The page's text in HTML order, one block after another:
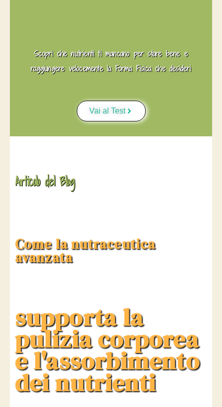
Scopri che nutrienti ti mancano per stare bene e
raggiungere velocemente la Forma Fisica che desideri
Vai al Test
Articolo del Blog
Come la nutraceutica
avanzata
supporta la
pulizia corporea
e l'assorbimento
dei nutrienti